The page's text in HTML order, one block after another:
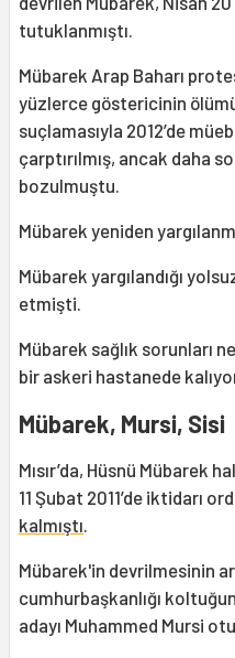
tutuklanmıştı.
Mübarek Arap Baharı
yüzlerce göstericinin
suçlamasıyla 2012’de
çarptırılmış, ancak daha
bozulmuştu.
Mübarek yeniden
Mübarek yargılandığı
etmişti.
Mübarek sağlık sorunları
bir askeri hastanede
Mübarek, Mursi, Sisi
Mısır’da, Hüsnü Mübarek
11 Şubat 2011’de iktidarı
kalmıştı.
Mübarek'in devrilmesinin
cumhurbaşkanlığı
adayı Muhammed Mursi